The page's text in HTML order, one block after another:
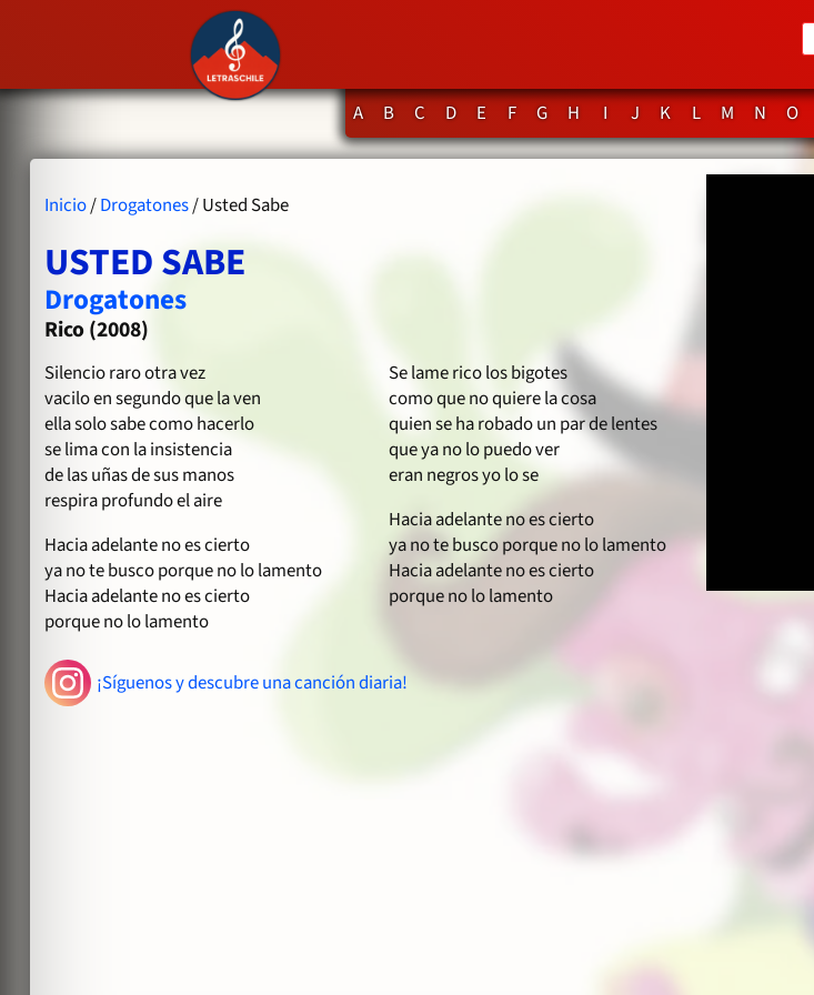
A B C D E F G H I J K L M N O
Inicio/Drogatones/ Usted Sabe
USTED SABE
Drogatones
Rico (2008)
Silencio raro otra vez
vacilo en segundo que la ven
ella solo sabe como hacerlo
se lima con la insistencia
de las uñas de sus manos
respira profundo el aire
Hacia adelante no es cierto
ya no te busco porque no lo lamento
Hacia adelante no es cierto
porque no lo lamento
Se lame rico los bigotes
como que no quiere la cosa
quien se ha robado un par de lentes
que ya no lo puedo ver
eran negros yo lo se
Hacia adelante no es cierto
ya no te busco porque no lo lamento
Hacia adelante no es cierto
porque no lo lamento
¡Síguenos y descubre una canción diaria!